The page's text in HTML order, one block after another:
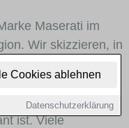
Cookies ablehnen
Datenschutzerklärung
Maserati im
Wir skizzieren, in
stark vertreten ist,
und
für welche
ist. Viele